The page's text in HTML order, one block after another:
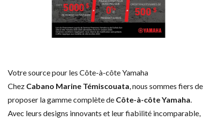
Votre source pour les Côte-à-côte Yamaha
Chez Cabano Marine Témiscouata, nous sommes fiers de
proposer la gamme complète de Côte-à-côte Yamaha.
Avec leurs designs innovants et leur fiabilité incomparable,